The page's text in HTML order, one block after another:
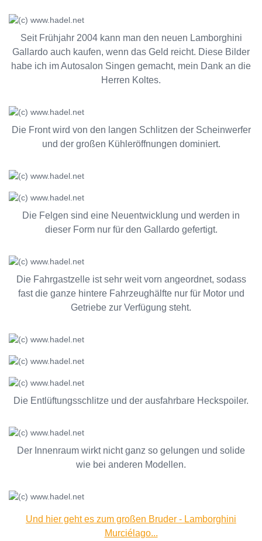
Seit Frühjahr 2004 kann man den neuen Lamborghini
Gallardo auch kaufen, wenn das Geld reicht. Diese Bilder
habe ich im Autosalon Singen gemacht, mein Dank an die
Herren Koltes.
Die Front wird von den langen Schlitzen der Scheinwerfer
und der großen Kühleröffnungen dominiert.
Die Felgen sind eine Neuentwicklung und werden in
dieser Form nur für den Gallardo gefertigt.
Die Fahrgastzelle ist sehr weit vorn angeordnet, sodass
fast die ganze hintere Fahrzeughälfte nur für Motor und
Getriebe zur Verfügung steht.
Die Entlüftungsschlitze und der ausfahrbare Heckspoiler.
Der Innenraum wirkt nicht ganz so gelungen und solide
wie bei anderen Modellen.
Und hier geht es zum großen Bruder - Lamborghini
Murciélago...